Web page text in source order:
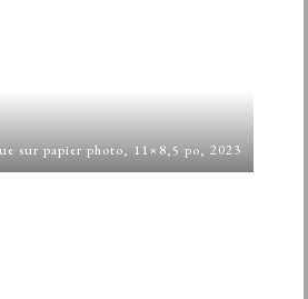
sur papier photo, 11×8,5 po, 2023